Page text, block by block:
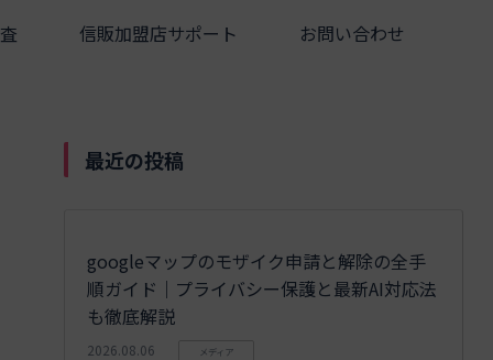
信販加盟店サポート お問い合わせ
最近の投稿
googleマップのモザイク申請と解除の全手
順ガイド｜プライバシー保護と最新AI対応法
も徹底解説
2026.08.06 メディア